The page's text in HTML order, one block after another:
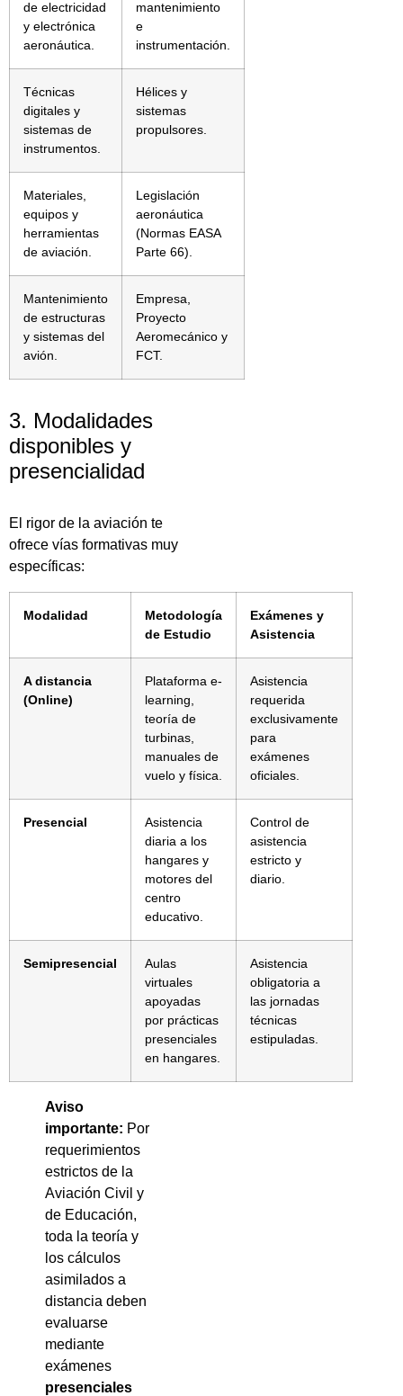
de electricidad
y electrónica
aeronáutica.
mantenimiento
e
instrumentación.
Técnicas
digitales y
sistemas de
instrumentos.
Hélices y
sistemas
propulsores.
Materiales,
equipos y
herramientas
de aviación.
Legislación
aeronáutica
(Normas EASA
Parte 66).
Mantenimiento
de estructuras
y sistemas del
avión.
Empresa,
Proyecto
Aeromecánico y
FCT.
3. Modalidades
disponibles y
presencialidad
El rigor de la aviación te
ofrece vías formativas muy
específicas:
Modalidad
Metodología
de Estudio
Exámenes y
Asistencia
A distancia
(Online)
Plataforma e-
learning,
teoría de
turbinas,
manuales de
vuelo y física.
Asistencia
requerida
exclusivamente
para
exámenes
oficiales.
Presencial
Asistencia
diaria a los
hangares y
motores del
centro
educativo.
Control de
asistencia
estricto y
diario.
Semipresencial
Aulas
virtuales
apoyadas
por prácticas
presenciales
en hangares.
Asistencia
obligatoria a
las jornadas
técnicas
estipuladas.
Aviso
importante: Por
requerimientos
estrictos de la
Aviación Civil y
de Educación,
toda la teoría y
los cálculos
asimilados a
distancia deben
evaluarse
mediante
exámenes
presenciales